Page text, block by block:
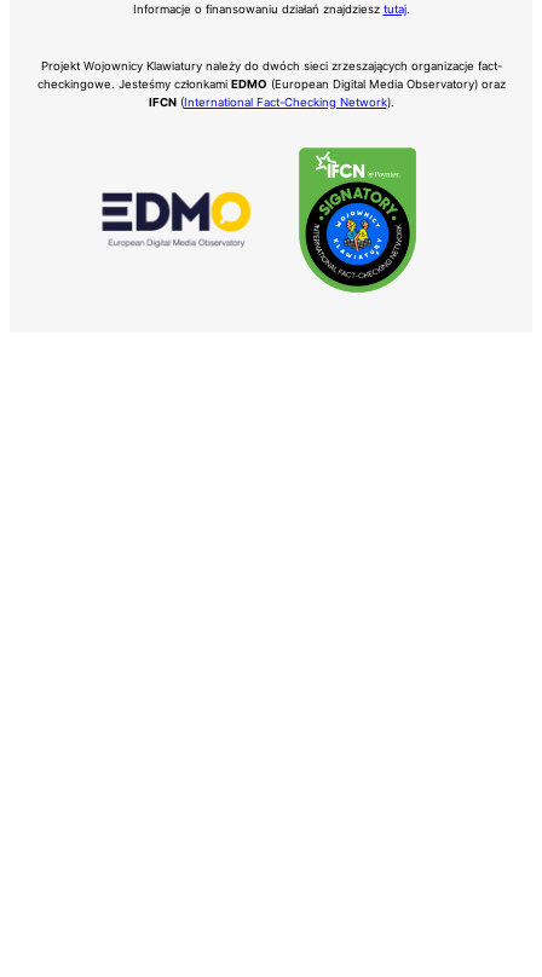
Informacje o finansowaniu działań znajdziesz tutaj.
Projekt Wojownicy Klawiatury należy do dwóch sieci zrzeszających organizacje fact-
checkingowe. Jesteśmy członkami EDMO (European Digital Media Observatory) oraz
IFCN (International Fact-Checking Network).